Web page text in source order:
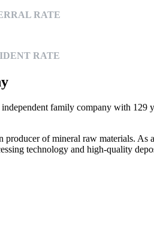
RATE
RATE
family company with 129
producer of mineral raw materials.
technology and high-quality